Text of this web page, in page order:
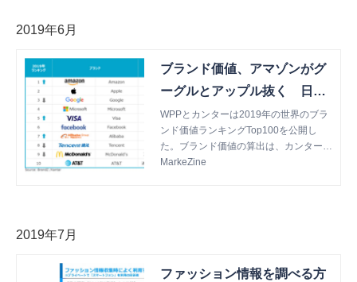
2019年6月
ブランド価値、アマゾンがグ
ーグルとアップル抜く 日本
企業は資生堂が急成長【カン
ター・ジャパン調査】
WPPとカンターは2019年の世界のブラ
ンド価値ランキングTop100を公開し
た。ブランド価値の算出は、カンターの
消費者調査に基づいて測定されたブラン
MarkeZine
2019年7月
ファッション情報を調べる方